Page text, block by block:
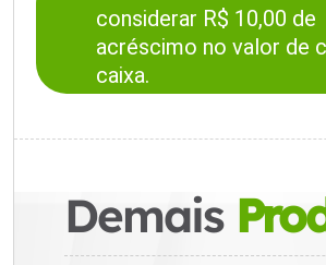
considerar R$ 10,00 de
acréscimo no valor de
caixa.
Demais